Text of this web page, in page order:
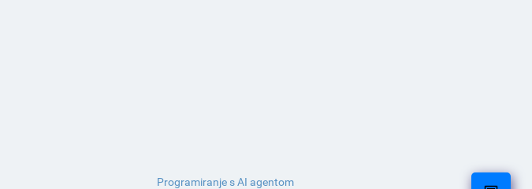
Programiranje s AI agentom